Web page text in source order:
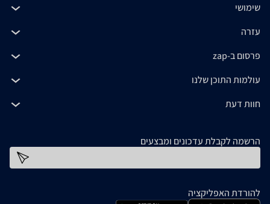
שימושי
עזרה
פרסום ב-zap
עולמות התוכן שלנו
חוות דעת
הרשמה לקבלת עדכונים ומבצעים
להורדת האפליקציה